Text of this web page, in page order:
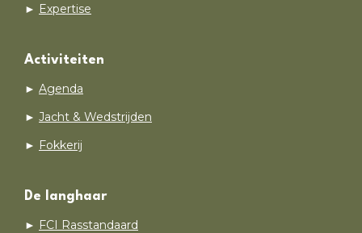
► Expertise
Activiteiten
► Agenda
► Jacht & Wedstrijden
► Fokkerij
De langhaar
► FCI Rasstandaard